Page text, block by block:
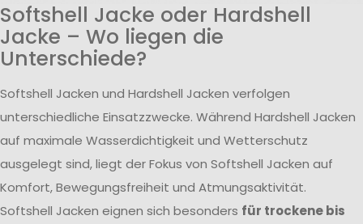
Softshell Jacke oder Hardshell
Jacke – Wo liegen die
Unterschiede?
Softshell Jacken und Hardshell Jacken verfolgen
unterschiedliche Einsatzzwecke. Während Hardshell Jacken
auf maximale Wasserdichtigkeit und Wetterschutz
ausgelegt sind, liegt der Fokus von Softshell Jacken auf
Komfort, Bewegungsfreiheit und Atmungsaktivität.
Softshell Jacken eignen sich besonders für trockene bis